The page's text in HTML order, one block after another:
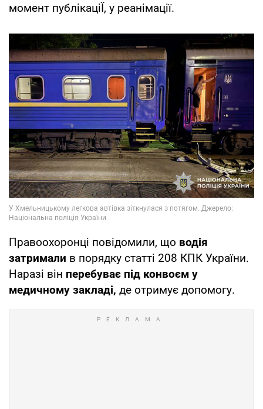
момент публікаціЇ, у реанімації.
Правоохоронці повідомили, що водія
затримали в порядку статті 208 КПК України.
Наразі він перебуває під конвоєм у
медичному закладі, де отримує допомогу.